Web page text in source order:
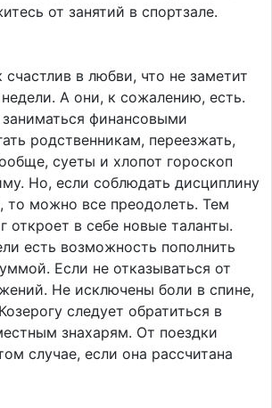
от занятий в спортзале.
счастлив в любви, что не заметит
А они, к сожалению, есть.
финансовыми
родственникам, переезжать,
суеты и хлопот гороскоп
Но, если соблюдать дисциплину
то можно все преодолеть. Тем
откроет в себе новые таланты.
есть возможность пополнить
Если не отказываться от
Не исключены боли в спине,
следует обратиться в
знахарям. От поездки
случае, если она рассчитана